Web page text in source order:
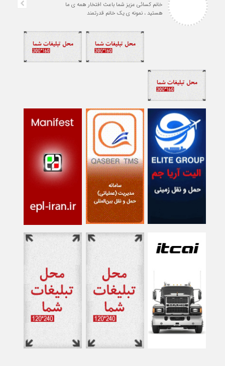
خانم کسائی عزیز شما باعث افتخار همه ی ما
هستید ، نمونه ی یک خانم قدرتمند